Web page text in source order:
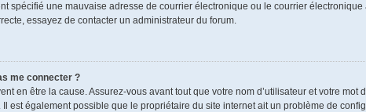
spécifié une mauvaise adresse de courrier électronique ou le courrier
essayez de contacter un administrateur du forum.
me connecter ?
en être la cause. Assurez-vous avant tout que votre nom d’utilisateur et votre
est également possible que le propriétaire du site internet ait un problème de